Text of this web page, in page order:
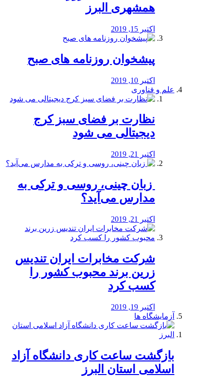
همشهری البرز
اکتبر 15, 2019
پیشخوان روزنامه های صبح
اکتبر 10, 2019
علم و فناوری
نظارت بر فضای سبز کرج
دیجیتالی می شود
اکتبر 21, 2019
️ زبان چینی، روسی و ترکی به
مدارس می‌آید؟
اکتبر 21, 2019
شرکت مخابرات ایران تندیس
زرین برند محبوب کشور را
کسب کرد
اکتبر 19, 2019
آزمایشگاه ها
بازگشت ساعت کاری دانشگاه آزاد
اسلامی استان البرز